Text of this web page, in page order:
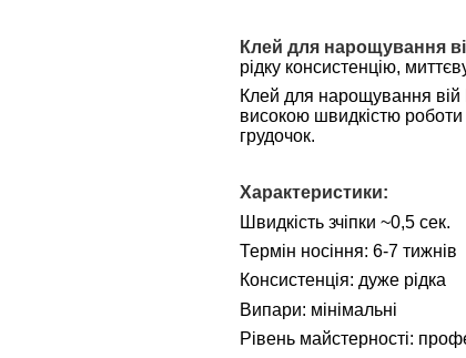
Клей для нарощування
рідку консистенцію,
Клей для нарощування вій
високою швидкістю
грудочок.
Характеристики:
Швидкість зчіпки ~0,5 сек.
Термін носіння: 6-7 тижнів
Консистенція: дуже рідка
Випари: мінімальні
Рівень майстерності: